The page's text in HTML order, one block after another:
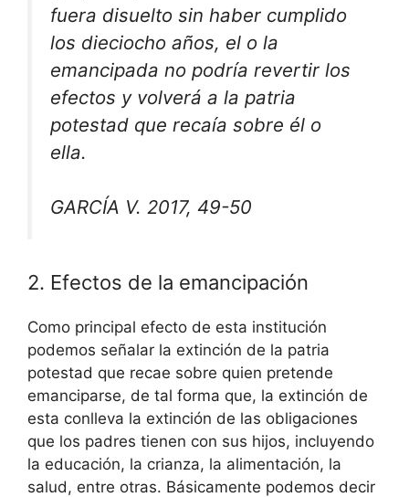
fuera disuelto sin haber cumplido
los dieciocho años, el o la
emancipada no podría revertir los
efectos y volverá a la patria
potestad que recaía sobre él o
ella.
GARCÍA V. 2017, 49-50
2. Efectos de la emancipación
Como principal efecto de esta institución
podemos señalar la extinción de la patria
potestad que recae sobre quien pretende
emanciparse, de tal forma que, la extinción de
esta conlleva la extinción de las obligaciones
que los padres tienen con sus hijos, incluyendo
la educación, la crianza, la alimentación, la
salud, entre otras. Básicamente podemos decir